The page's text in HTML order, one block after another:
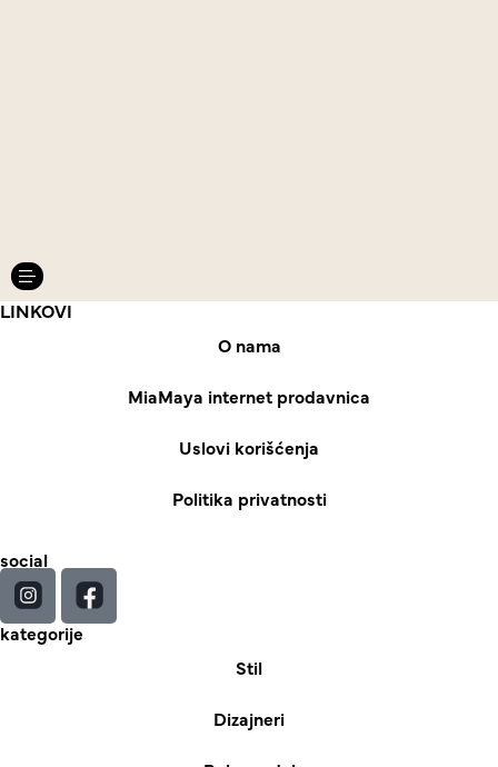
LINKOVI
O nama
MiaMaya internet prodavnica
Uslovi korišćenja
Politika privatnosti
social
kategorije
Stil
Dizajneri